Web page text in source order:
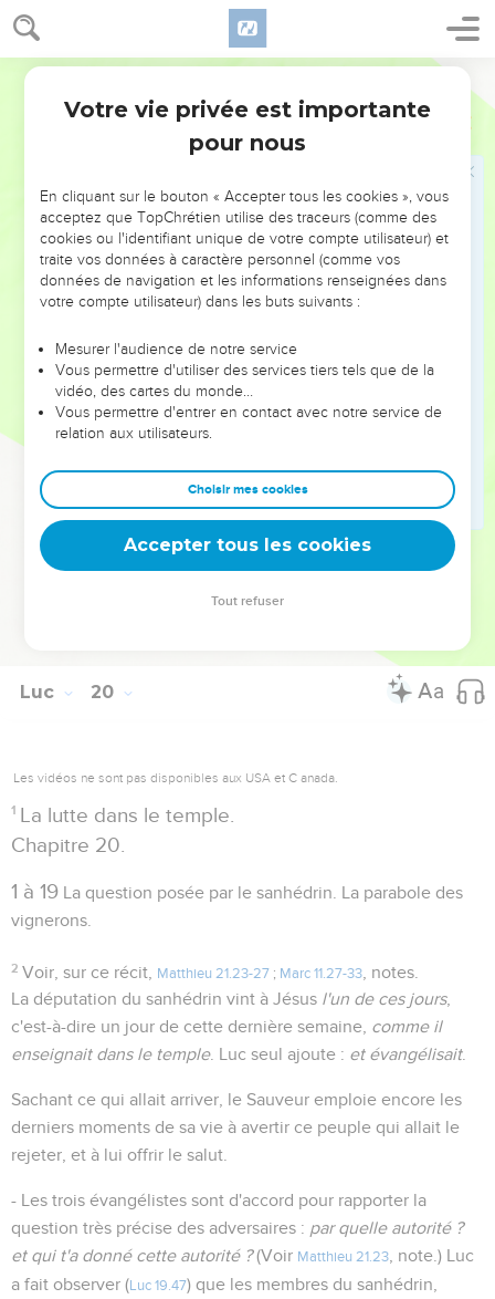
19
Matthieu 21.12-17, notes, et
Le texte reçu ajoute : ceux qui vendaient
temple)et ceux qui achetaient. Les mots soulignés
de cette dernière semaine ; puis, le soir venu,
Oliviers, soit à Béthanie. ( Marc 11.11
)
Grec : lespremiers du peuple.
Luc unit ainsi l'aristocratie juive auxsacrificateurset aux
scribes, qui avaient déjà décrété la mort de Jésus et qui
Marc 11.18 Matthieu 26.3,4
Grec :tout le peuple pendait à lui(à ses lèvres)en
écoutant.
Jésus était tellement entouré de la multitude, avide de
l'entendre et impressionnée par ses enseignements, que les
chefs du peuple, craignant une émeute, n'osaient rien
entreprendre contre lui.
Luc 20
Les vidéos ne sont pas disponibles aux USA et C anada.
1
La lutte dans le temple.
Chapitre 20.
1 à 19 La question posée par le sanhédrin. La parabole des
vignerons.
2 Voir, sur ce récit, Matthieu 21.23-27 ; Marc 11.27-33
, notes.
La députation du sanhédrin vint à Jésus l'un de ces jours,
c'est-à-dire un jour de cette dernière semaine, comme il
enseignait dans le temple. Luc seul ajoute : et évangélisait.
Sachant ce qui allait arriver, le Sauveur emploie encore les
derniers moments de sa vie à avertir ce peuple qui allait le
rejeter, et à lui offrir le salut.
- Les trois évangélistes sont d'accord pour rapporter la
question très précise des adversaires : par quelle autorité ?
et qui t'a donné cette autorité ?(Voir Matthieu 21.23
, note.) Luc
a fait observer ( Luc 19.47) que les membres du sanhédrin,
Votre vie privée est importante
pour nous
En cliquant sur le bouton « Accepter tous les cookies », vous
acceptez que TopChrétien utilise des traceurs (comme des
cookies ou l'identifiant unique de votre compte utilisateur) et
traite vos données à caractère personnel (comme vos
données de navigation et les informations renseignées dans
votre compte utilisateur) dans les buts suivants :
Mesurer l'audience de notre service
Vous permettre d'utiliser des services tiers tels que de la
vidéo, des cartes du monde…
Vous permettre d'entrer en contact avec notre service de
relation aux utilisateurs.
Choisir mes cookies
Accepter tous les cookies
Tout refuser